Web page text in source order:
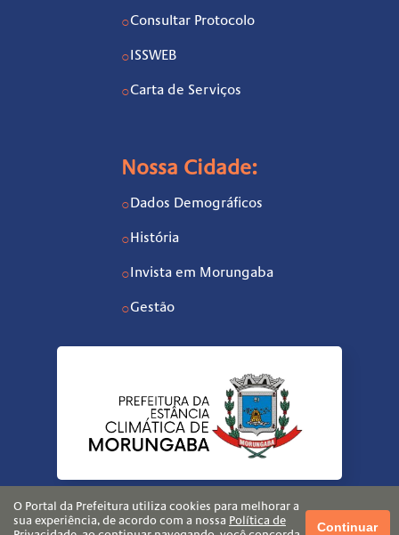
○Consultar Protocolo
○ ISSWEB
○Carta de Serviços
Nossa Cidade:
○ Dados Demográficos
○ História
○ Invista em Morungaba
○Gestão
O Portal da Prefeitura utiliza cookies para melhorar a
sua experiência, de acordo com a nossa Política de
Continuar